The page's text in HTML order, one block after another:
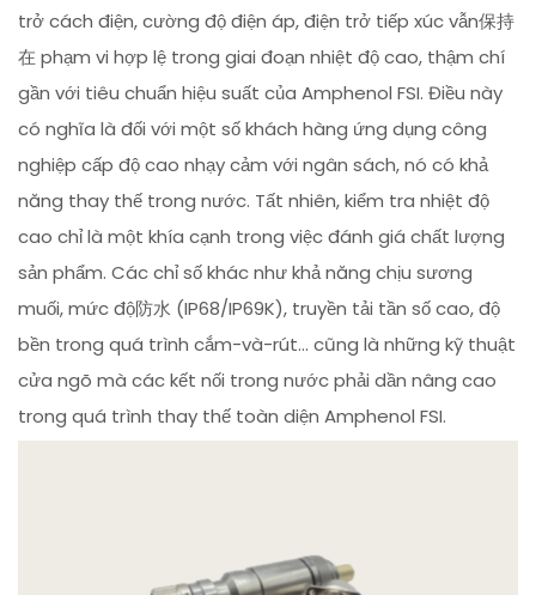
trở cách điện, cường độ điện áp, điện trở tiếp xúc vẫn保持
在 phạm vi hợp lệ trong giai đoạn nhiệt độ cao, thậm chí
gần với tiêu chuẩn hiệu suất của Amphenol FSI. Điều này
có nghĩa là đối với một số khách hàng ứng dụng công
nghiệp cấp độ cao nhạy cảm với ngân sách, nó có khả
năng thay thế trong nước. Tất nhiên, kiểm tra nhiệt độ
cao chỉ là một khía cạnh trong việc đánh giá chất lượng
sản phẩm. Các chỉ số khác như khả năng chịu sương
muối, mức độ防水 (IP68/IP69K), truyền tải tần số cao, độ
bền trong quá trình cắm-và-rút... cũng là những kỹ thuật
cửa ngõ mà các kết nối trong nước phải dần nâng cao
trong quá trình thay thế toàn diện Amphenol FSI.